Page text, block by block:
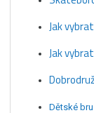
Jak
Jak
Dětské